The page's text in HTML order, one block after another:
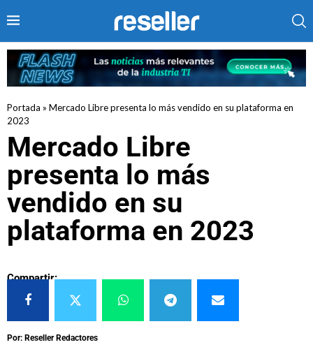
Portada » Mercado Libre presenta lo más vendido en su plataforma en
2023
Mercado Libre
presenta lo más
vendido en su
plataforma en 2023
Compartir:
Por: Reseller Redactores